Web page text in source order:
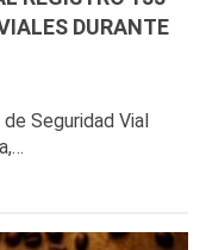
DURANTE
Seguridad Vial